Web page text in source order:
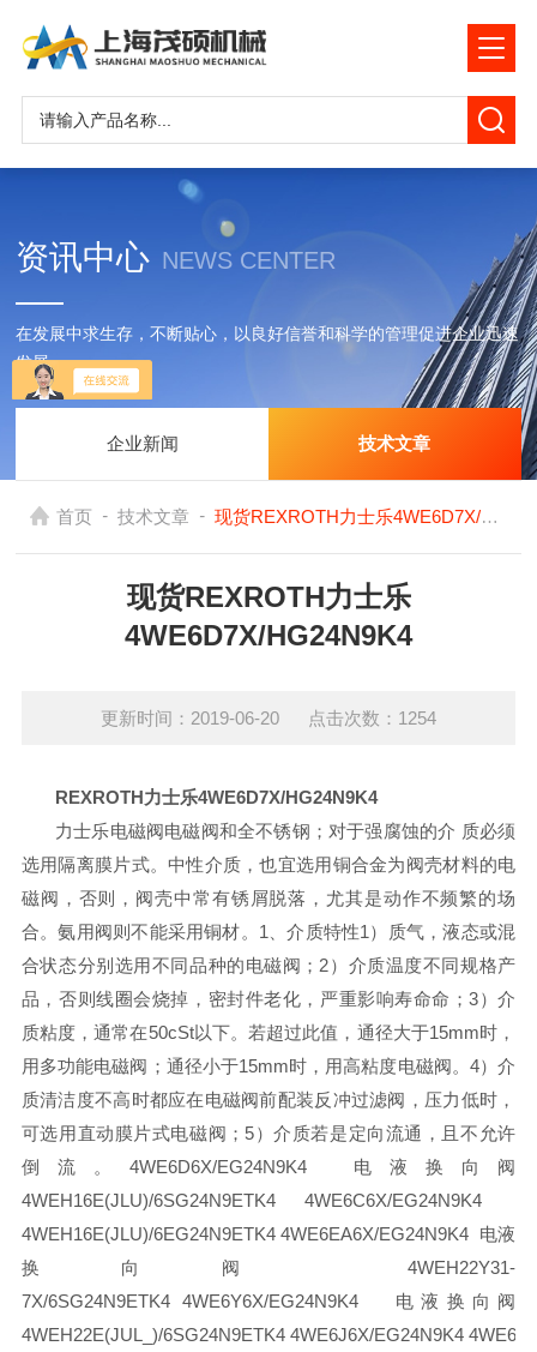
资讯中心 NEWS CENTER
在发展中求生存，不断贴心，以良好信誉和科学的管理促进企业迅速
发展
企业新闻 技术文章
首页 - 技术文章 - 现货REXROTH力士乐4WE6D7X/HG24N9K4
现货REXROTH力士乐
4WE6D7X/HG24N9K4
更新时间：2019-06-20 点击次数：1254
REXROTH力士乐4WE6D7X/HG24N9K4
力士乐电磁阀电磁阀和全不锈钢；对于强腐蚀的介 质必须
选用隔离膜片式。中性介质，也宜选用铜合金为阀壳材料的电
磁阀，否则，阀壳中常有锈屑脱落，尤其是动作不频繁的场
合。氨用阀则不能采用铜材。 1、介质特性1）质气，液态或混
合状态分别选用不同品种的电磁阀； 2）介质温度不同规格产
品，否则线圈会烧掉，密封件老化，严重影响寿命命； 3）介
质粘度，通常在50cSt以下。若超过此值，通径大于15mm时，
用多功能电磁阀；通径小于15mm时，用高粘度电磁阀。 4）介
质清洁度不高时都应在电磁阀前配装反冲过滤阀，压力低时，
可选用直动膜片式电磁阀； 5）介质若是定向流通，且不允许
倒流。4WE6D6X/EG24N9K4 电液换向阀
4WEH16E(JLU)/6SG24N9ETK4 4WE6C6X/EG24N9K4
4WEH16E(JLU)/6EG24N9ETK44WE6EA6X/EG24N9K4 电液
换向阀 4WEH22Y31-
7X/6SG24N9ETK44WE6Y6X/EG24N9K4 电液换向阀
4WEH22E(JUL_)/6SG24N9ETK4 4WE6J6X/EG24N9K4